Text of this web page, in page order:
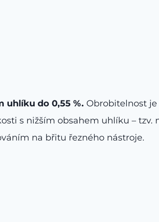
uhlíku do 0,55 %. Obrobitelnost
s nižším obsahem uhlíku – tzv.
na břitu řezného nástroje.